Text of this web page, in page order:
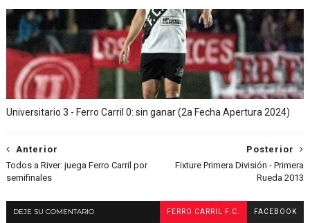
Universitario 3 - Ferro Carril 0: sin ganar (2a Fecha Apertura 2024)
Posterior
Fixture Primera División - Primera
Rueda 2013
Anterior
Todos a River: juega Ferro Carril por
semifinales
DEJE SU COMENTARIO FERRO CARRIL F.C. FACEBOOK